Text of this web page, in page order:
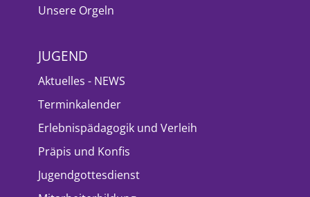
Unsere Orgeln
JUGEND
Aktuelles - NEWS
Terminkalender
Erlebnispädagogik und Verleih
Präpis und Konfis
Jugendgottesdienst